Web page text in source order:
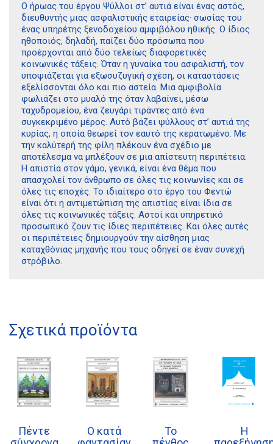
Ο ήρωας του έργου Ψύλλοι στ’ αυτιά είναι ένας αστός,
διευθυντής μιας ασφαλιστικής εταιρείας· σωσίας του
ένας υπηρέτης ξενοδοχείου αμφιβόλου ηθικής. Ο ίδιος
ηθοποιός, δηλαδή, παίζει δύο πρόσωπα που
προέρχονται από δύο τελείως διαφορετικές
κοινωνικές τάξεις. Όταν η γυναίκα του ασφαλιστή, τον
υποψιάζεται για εξωσυζυγική σχέση, οι καταστάσεις
εξελίσσονται όλο και πιο αστεία. Μια αμφιβολία
φωλιάζει στο μυαλό της όταν λαβαίνει, μέσω
ταχυδρομείου, ένα ζευγάρι τιράντες από ένα
συγκεκριμένο μέρος. Αυτό βάζει ψύλλους στ’ αυτιά της
κυρίας, η οποία θεωρεί τον εαυτό της κερατωμένο. Με
την καλύτερή της φίλη πλέκουν ένα σχέδιο με
αποτέλεσμα να μπλέξουν σε μια απίστευτη περιπέτεια.
Η απιστία στον γάμο, γενικά, είναι ένα θέμα που
απασχολεί τον άνθρωπο σε όλες τις κοινωνίες και σε
όλες τις εποχές. Το ιδιαίτερο στο έργο του Φεντώ
είναι ότι η αντιμετώπιση της απιστίας είναι ίδια σε
όλες τις κοινωνικές τάξεις. Αστοί και υπηρετικό
προσωπικό ζουν τις ίδιες περιπέτειες. Και όλες αυτές
οι περιπέτειες δημιουργούν την αίσθηση μιας
καταχθόνιας μηχανής που τους οδηγεί σε έναν συνεχή
στρόβιλο.
Σχετικά προϊόντα
Πέντε
Ο κατά
Το
Η
kombrai.bs@gmail.com
Πολιτική προστασίας δεδομένων
Πολιτική επιστροφών